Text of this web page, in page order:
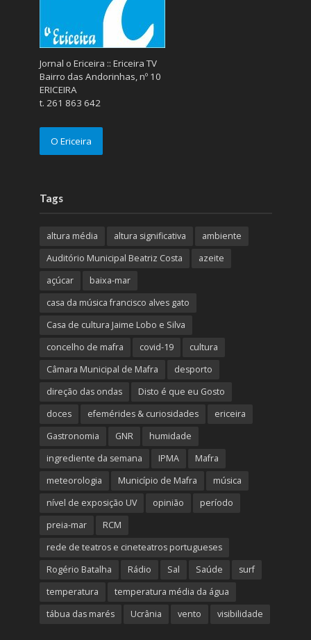
Jornal o Ericeira :: Ericeira TV
Bairro das Andorinhas, nº 10
ERICEIRA
t. 261 863 642
O Ericeira
Tags
altura média altura significativa
ambiente
Auditório Municipal Beatriz Costa
azeite
açúcar
baixa-mar
casa da música francisco alves gato
Casa de cultura Jaime Lobo e Silva
concelho de mafra
covid-19
cultura
Câmara Municipal de Mafra
desporto
direção das ondas
Disto é que eu Gosto
doces
efemérides & curiosidades
ericeira
Gastronomia
GNR
humidade
ingrediente da semana
IPMA
Mafra
meteorologia
Município de Mafra
música
nível de exposição UV
opinião
período
preia-mar
RCM
rede de teatros e cineteatros portugueses
Rogério Batalha
Rádio Sal Saúde
surf
temperatura
temperatura média da água
tábua das marés
Ucrânia vento visibilidade